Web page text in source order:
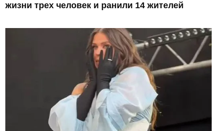
жизни трех человек и ранили 14 жителей